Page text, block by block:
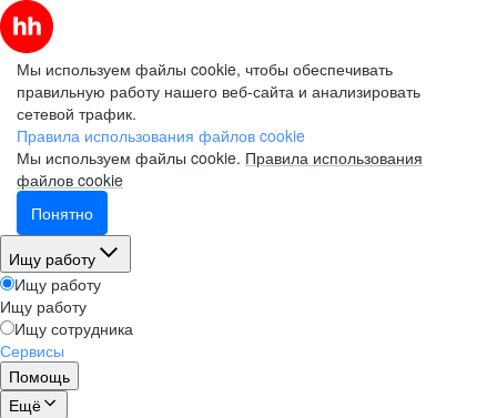
Мы используем файлы cookie, чтобы обеспечивать
правильную работу нашего веб-сайта и анализировать
сетевой трафик.
Правила использования файлов cookie
Мы используем файлы cookie. Правила использования
файлов cookie
Понятно
Ищу работу
Ищу работу
Ищу работу
Ищу сотрудника
Сервисы
Помощь
Ещё